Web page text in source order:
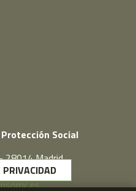
Social
28014 Madrid
PRIVACIDAD